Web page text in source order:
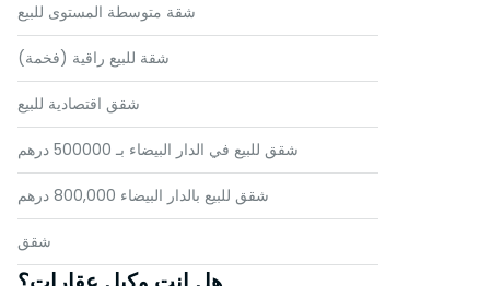
شقة متوسطة المستوى للبيع
شقة للبيع راقية (فخمة)
شقق اقتصادية للبيع
شقق للبيع في الدار البيضاء بـ 500000 درهم
شقق للبيع بالدار البيضاء 800,000 درهم
شقق